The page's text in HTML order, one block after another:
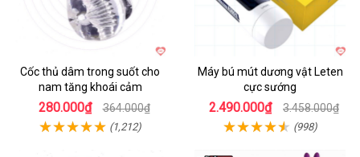
Cốc thủ dâm trong suốt cho
nam tăng khoái cảm
280.000₫ 364.000₫
(1,212)
Máy bú mút dương vật Leten
cực sướng
2.490.000₫ 3.458.000₫
(998)